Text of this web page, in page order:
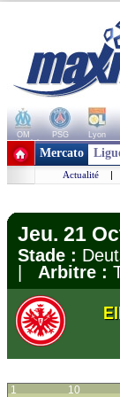
OM PSG Lyon
+ de clubs
Mercato
Actualité |
Jeu. 21
Stade :
Arbitre :
1 10